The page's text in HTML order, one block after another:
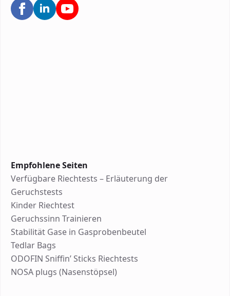
Empfohlene Seiten
Verfügbare Riechtests – Erläuterung der
Geruchstests
Kinder Riechtest
Geruchssinn Trainieren
Stabilität Gase in Gasprobenbeutel
Tedlar Bags
ODOFIN Sniffin’ Sticks Riechtests
NOSA plugs (Nasenstöpsel)